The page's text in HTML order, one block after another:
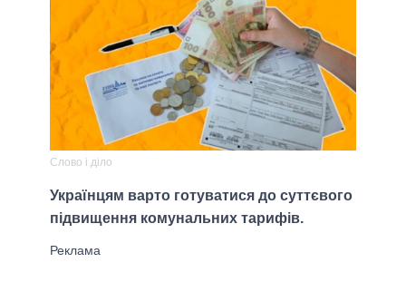
Слово і діло
Українцям варто готуватися до суттєвого
підвищення комунальних тарифів.